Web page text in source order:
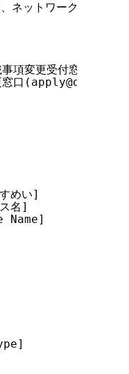
ネットワーク情報など
事項変更受付窓口
窓口
すめい]        DOM
ス名]          DOM
Name]